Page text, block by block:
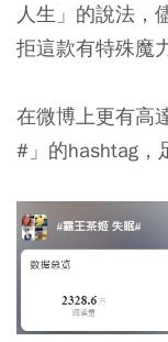
人生」的說法，
拒這款有特殊魔
在微博上更有高
#」的hashtag，